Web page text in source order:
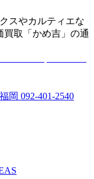
スやカルティエな
買取「かめ吉」の通
福岡 092-401-2540